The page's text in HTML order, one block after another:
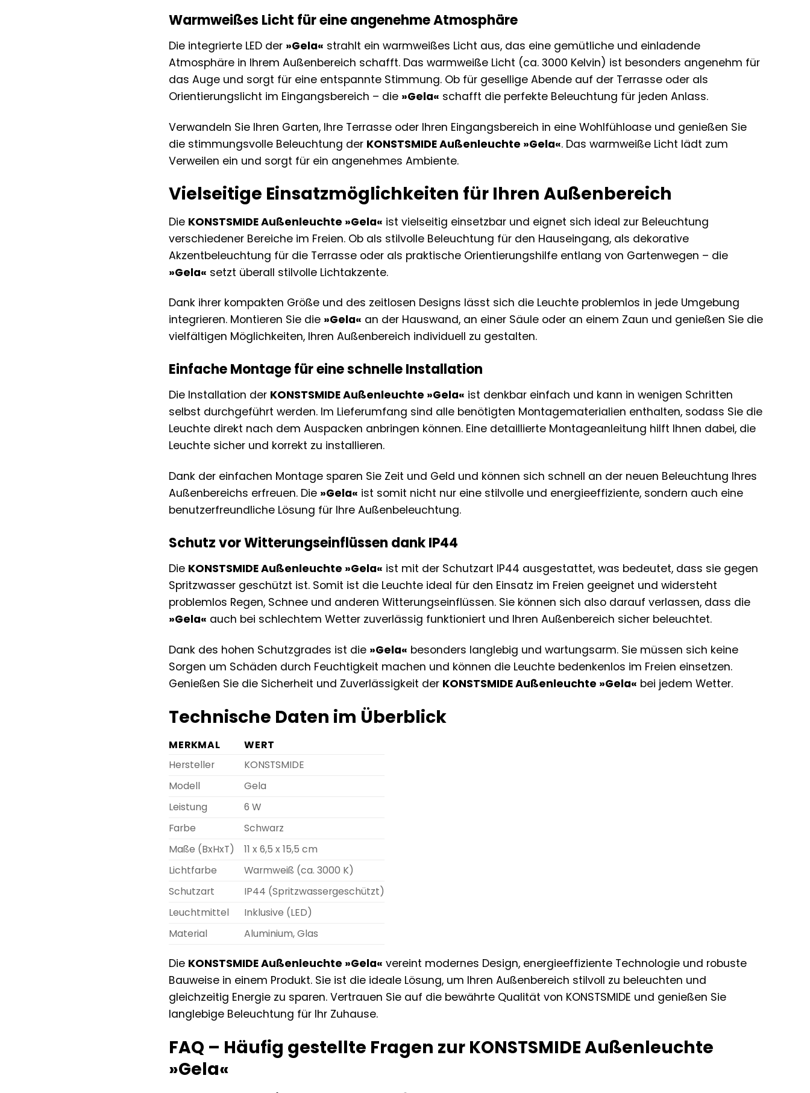
Warmweißes Licht für eine angenehme Atmosphäre
Die integrierte LED der »Gela« strahlt ein warmweißes Licht aus, das eine gemütliche und einladende
Atmosphäre in Ihrem Außenbereich schafft. Das warmweiße Licht (ca. 3000 Kelvin) ist besonders angenehm für
das Auge und sorgt für eine entspannte Stimmung. Ob für gesellige Abende auf der Terrasse oder als
Orientierungslicht im Eingangsbereich – die »Gela« schafft die perfekte Beleuchtung für jeden Anlass.
Verwandeln Sie Ihren Garten, Ihre Terrasse oder Ihren Eingangsbereich in eine Wohlfühloase und genießen Sie
die stimmungsvolle Beleuchtung der KONSTSMIDE Außenleuchte »Gela«. Das warmweiße Licht lädt zum
Verweilen ein und sorgt für ein angenehmes Ambiente.
Vielseitige Einsatzmöglichkeiten für Ihren Außenbereich
Die KONSTSMIDE Außenleuchte »Gela« ist vielseitig einsetzbar und eignet sich ideal zur Beleuchtung
verschiedener Bereiche im Freien. Ob als stilvolle Beleuchtung für den Hauseingang, als dekorative
Akzentbeleuchtung für die Terrasse oder als praktische Orientierungshilfe entlang von Gartenwegen – die
»Gela« setzt überall stilvolle Lichtakzente.
Dank ihrer kompakten Größe und des zeitlosen Designs lässt sich die Leuchte problemlos in jede Umgebung
integrieren. Montieren Sie die »Gela« an der Hauswand, an einer Säule oder an einem Zaun und genießen Sie die
vielfältigen Möglichkeiten, Ihren Außenbereich individuell zu gestalten.
Einfache Montage für eine schnelle Installation
Die Installation der KONSTSMIDE Außenleuchte »Gela« ist denkbar einfach und kann in wenigen Schritten
selbst durchgeführt werden. Im Lieferumfang sind alle benötigten Montagematerialien enthalten, sodass Sie die
Leuchte direkt nach dem Auspacken anbringen können. Eine detaillierte Montageanleitung hilft Ihnen dabei, die
Leuchte sicher und korrekt zu installieren.
Dank der einfachen Montage sparen Sie Zeit und Geld und können sich schnell an der neuen Beleuchtung Ihres
Außenbereichs erfreuen. Die »Gela« ist somit nicht nur eine stilvolle und energieeffiziente, sondern auch eine
benutzerfreundliche Lösung für Ihre Außenbeleuchtung.
Schutz vor Witterungseinflüssen dank IP44
Die KONSTSMIDE Außenleuchte »Gela« ist mit der Schutzart IP44 ausgestattet, was bedeutet, dass sie gegen
Spritzwasser geschützt ist. Somit ist die Leuchte ideal für den Einsatz im Freien geeignet und widersteht
problemlos Regen, Schnee und anderen Witterungseinflüssen. Sie können sich also darauf verlassen, dass die
»Gela« auch bei schlechtem Wetter zuverlässig funktioniert und Ihren Außenbereich sicher beleuchtet.
Dank des hohen Schutzgrades ist die »Gela« besonders langlebig und wartungsarm. Sie müssen sich keine
Sorgen um Schäden durch Feuchtigkeit machen und können die Leuchte bedenkenlos im Freien einsetzen.
Genießen Sie die Sicherheit und Zuverlässigkeit der KONSTSMIDE Außenleuchte »Gela« bei jedem Wetter.
Technische Daten im Überblick
MERKMAL
WERT
Hersteller
KONSTSMIDE
Modell
Gela
Leistung
6 W
Farbe
Schwarz
Maße (BxHxT)
11 x 6,5 x 15,5 cm
Lichtfarbe
Warmweiß (ca. 3000 K)
Schutzart
IP44 (Spritzwassergeschützt)
Leuchtmittel
Inklusive (LED)
Material
Aluminium, Glas
Die KONSTSMIDE Außenleuchte »Gela« vereint modernes Design, energieeffiziente Technologie und robuste
Bauweise in einem Produkt. Sie ist die ideale Lösung, um Ihren Außenbereich stilvoll zu beleuchten und
gleichzeitig Energie zu sparen. Vertrauen Sie auf die bewährte Qualität von KONSTSMIDE und genießen Sie
langlebige Beleuchtung für Ihr Zuhause.
FAQ – Häufig gestellte Fragen zur KONSTSMIDE Außenleuchte
»Gela«